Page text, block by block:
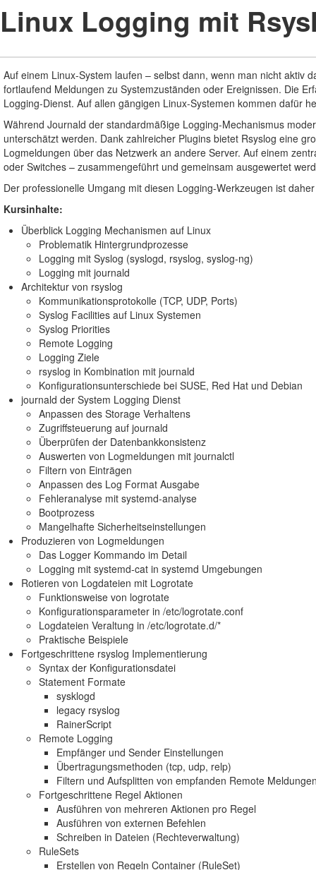
Linux Logging mit
Auf einem Linux-System laufen – selbst dann, wenn man nicht aktiv
fortlaufend Meldungen zu Systemzuständen oder Ereignissen. Die
Logging-Dienst. Auf allen gängigen Linux-Systemen kommen dafür
Während Journald der standardmäßige Logging-Mechanismus
unterschätzt werden. Dank zahlreicher Plugins bietet Rsyslog eine
Logmeldungen über das Netzwerk an andere Server. Auf einem
oder Switches – zusammengeführt und gemeinsam ausgewertet
Der professionelle Umgang mit diesen Logging-Werkzeugen ist
Kursinhalte:
Überblick Logging Mechanismen auf Linux
Problematik Hintergrundprozesse
Logging mit Syslog (syslogd, rsyslog, syslog-ng)
Logging mit journald
Architektur von rsyslog
Kommunikationsprotokolle (TCP, UDP, Ports)
Syslog Facilities auf Linux Systemen
Syslog Priorities
Remote Logging
Logging Ziele
rsyslog in Kombination mit journald
Konfigurationsunterschiede bei SUSE, Red Hat und Debian
journald der System Logging Dienst
Anpassen des Storage Verhaltens
Zugriffsteuerung auf journald
Überprüfen der Datenbankkonsistenz
Auswerten von Logmeldungen mit journalctl
Filtern von Einträgen
Anpassen des Log Format Ausgabe
Fehleranalyse mit systemd-analyse
Bootprozess
Mangelhafte Sicherheitseinstellungen
Produzieren von Logmeldungen
Das Logger Kommando im Detail
Logging mit systemd-cat in systemd Umgebungen
Rotieren von Logdateien mit Logrotate
Funktionsweise von logrotate
Konfigurationsparameter in /etc/logrotate.conf
Logdateien Veraltung in /etc/logrotate.d/*
Praktische Beispiele
Fortgeschrittene rsyslog Implementierung
Syntax der Konfigurationsdatei
Statement Formate
sysklogd
legacy rsyslog
RainerScript
Remote Logging
Empfänger und Sender Einstellungen
Übertragungsmethoden (tcp, udp, relp)
Filtern und Aufsplitten von empfanden Remote
Fortgeschrittene Regel Aktionen
Ausführen von mehreren Aktionen pro Regel
Ausführen von externen Befehlen
Schreiben in Dateien (Rechteverwaltung)
RuleSets
Erstellen von Regeln Container (RuleSet)